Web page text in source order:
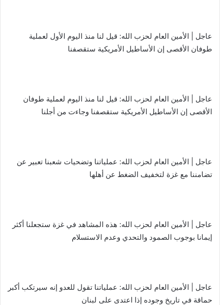
عاجل | الأمين العام لحزب الله: قيل لنا منذ اليوم الأول لعملية
طوفان الأقصى إن الأساطيل الأمريكية ستقصفنا
عاجل | الأمين العام لحزب الله: قيل لنا منذ اليوم لعملية طوفان
الأقصى إن الأساطيل الأمريكية ستقصفنا وجاءت من أجلنا
عاجل | الأمين العام لحزب الله: عملياتنا وتضحيات شعبنا تعبير عن
تضامننا مع غزة لتخفيف الضغط عن أهلها
عاجل | الأمين العام لحزب الله: هذه المشاهد في غزة ستجعلنا أكثر
إيمانا بوجوب الصمود والتحدي وعدم الاستسلام
عاجل | الأمين العام لحزب الله: عملياتنا تقول للعدو إنه سيرتكب أكبر
حماقة في تاريخ وجوده إذا اعتدى على لبنان